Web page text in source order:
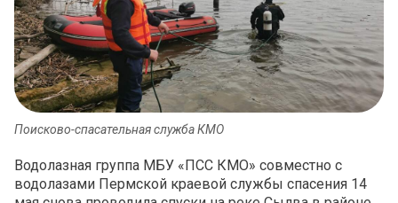
Поисково-спасательная служба КМО
Водолазная группа МБУ «ПСС КМО» совместно с
водолазами Пермской краевой службы спасения 14